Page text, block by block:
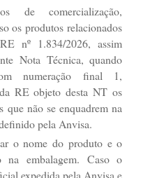
de comercialização,
os produtos relacionados
nº 1.834/2026, assim
Nota Técnica, quando
numeração final 1,
RE objeto desta NT os
que não se enquadrem na
pela Anvisa.
o nome do produto e o
na embalagem. Caso o
expedida pela Anvisa e